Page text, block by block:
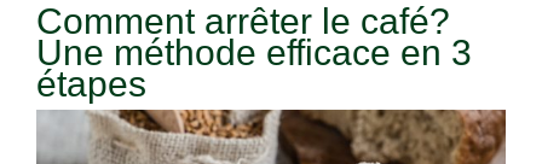
Comment arrêter le café?
Une méthode efficace en 3
étapes